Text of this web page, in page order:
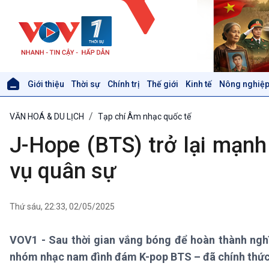
Giới thiệu Thời sự Chính trị Thế giới Kinh tế Nông
Thời sự 6h
Thời sự 12h
Thời sự 18h
Xã hội
Tin Đời sống & Xã hội
Khoa học & Công nghệ
Tin Khoa học & Công nghệ
VĂN HOÁ & DU LỊCH Tạp chí Âm nhạc quốc tế
J-Hope (BTS) trở lại
vụ quân sự
Thứ sáu, 22:33, 02/05/2025
VOV1 - Sau thời gian vắng bóng để hoàn thành
nhóm nhạc nam đình đám K-pop BTS – đã chính